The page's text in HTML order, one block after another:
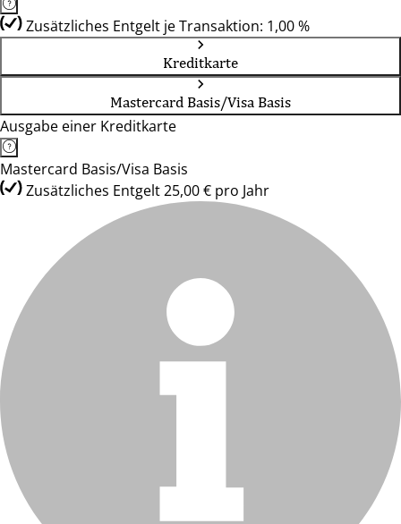
Zusätzliches Entgelt je Transaktion: 1,00 %
Kreditkarte
Mastercard Basis/Visa Basis
Ausgabe einer Kreditkarte
Mastercard Basis/Visa Basis
Zusätzliches Entgelt 25,00 € pro Jahr